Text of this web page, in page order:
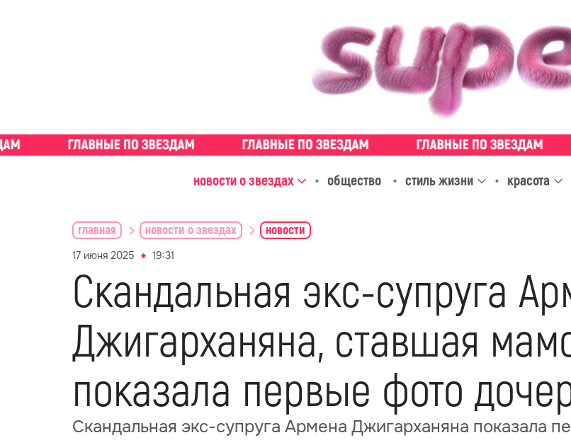
новости о звездах общество стиль жизни красота
главная новости о звездах новости
17 июня 2025 19:31
Скандальная экс-супруга
Джигарханяна, ставшая
показала первые фото
Скандальная экс-супруга Армена Джигарханяна показала